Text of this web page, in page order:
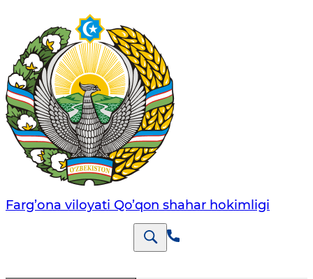
Farg’оnа vilоyati Qo’qon shahar hоkimligi